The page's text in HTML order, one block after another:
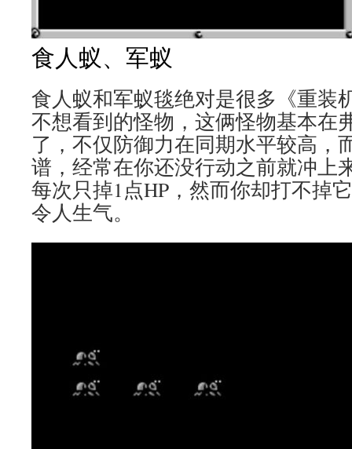
食人蚁、军蚁
食人蚁和军蚁毯绝对是很多《重装
不想看到的怪物，这俩怪物基本在
了，不仅防御力在同期水平较高，
谱，经常在你还没行动之前就冲上
每次只掉1点HP，然而你却打不掉
令人生气。